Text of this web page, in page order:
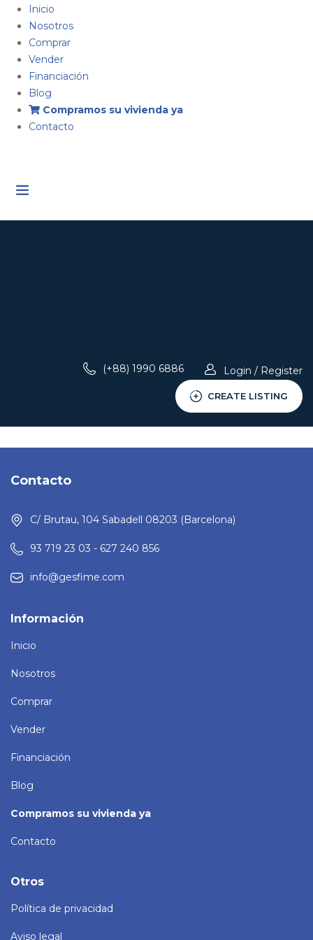
Inicio
Nosotros
Comprar
Vender
Financiación
Blog
Compramos su vivienda ya
Contacto
(+88) 1990 6886 Login / Register
CREATE LISTING
Contacto
C/ Brutau, 104 Sabadell 08203 (Barcelona)
93 719 23 03 - 627 240 856
info@gesfime.com
Información
Inicio
Nosotros
Comprar
Vender
Financiación
Blog
Compramos su vivienda ya
Contacto
Otros
Política de privacidad
Aviso legal